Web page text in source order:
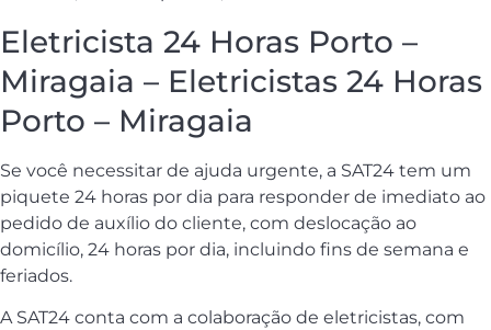
Eletricista 24 Horas Porto –
Miragaia – Eletricistas 24 Horas
Porto – Miragaia
Se você necessitar de ajuda urgente, a SAT24 tem um
piquete 24 horas por dia para responder de imediato ao
pedido de auxílio do cliente, com deslocação ao
domicílio, 24 horas por dia, incluindo fins de semana e
feriados.
A SAT24 conta com a colaboração de eletricistas, com